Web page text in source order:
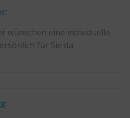
wünschen eine individuelle
für Sie da.